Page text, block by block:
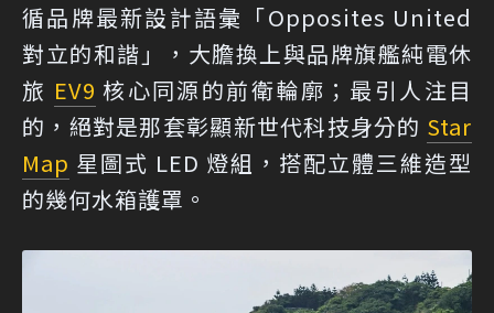
循品牌最新設計語彙「Opposites United
對立的和諧」，大膽換上與品牌旗艦純電休
旅 EV9 核心同源的前衛輪廓；最引人注目
的，絕對是那套彰顯新世代科技身分的 Star
Map 星圖式 LED 燈組，搭配立體三維造型
的幾何水箱護罩。